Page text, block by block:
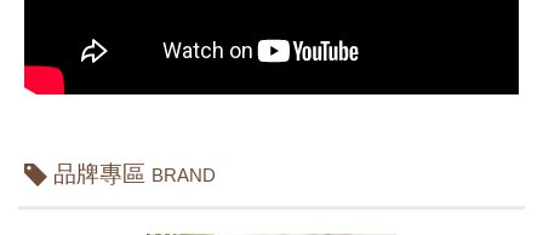
品牌專區 BRAND